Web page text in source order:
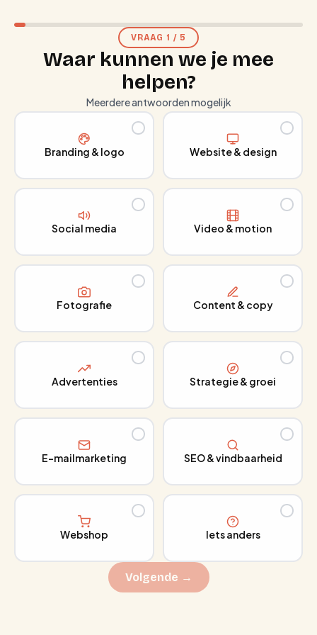
VRAAG 1 / 5
Waar kunnen we je mee
helpen?
Meerdere antwoorden mogelijk
Branding & logo Website & design
Social media Video & motion
Fotografie Content & copy
Advertenties Strategie & groei
E-mailmarketing SEO & vindbaarheid
Webshop Iets anders
Volgende →